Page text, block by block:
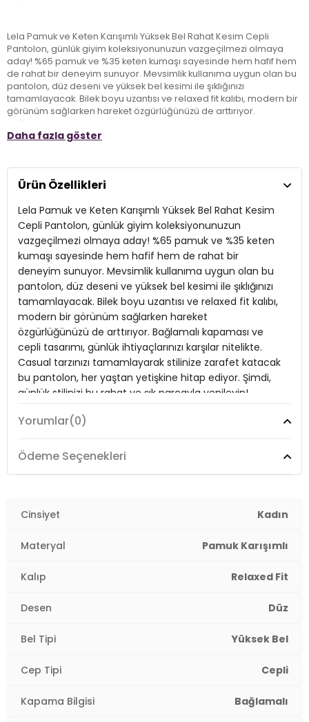
Lela Pamuk ve Keten Karışımlı Yüksek Bel Rahat Kesim Cepli
Pantolon, günlük giyim koleksiyonunuzun vazgeçilmezi olmaya
aday! %65 pamuk ve %35 keten kumaşı sayesinde hem hafif hem
de rahat bir deneyim sunuyor. Mevsimlik kullanıma uygun olan bu
pantolon, düz deseni ve yüksek bel kesimi ile şıklığınızı
tamamlayacak. Bilek boyu uzantısı ve relaxed fit kalıbı, modern bir
görünüm sağlarken hareket özgürlüğünüzü de arttırıyor.
Bağlamalı kapaması ve cepli tasarımı, günlük ihtiyaçlarınızı karşılar
nitelikte. Casual tarzınızı tamamlayarak stilinize zarafet katacak bu
Giyim Tarzı:Günlük/Casual
Desen:Düz
Mevsim:Mevsimlik
Materyal:%65 PAMUK %35 KETEN
Kapama Şekli:Bağlamalı
Cep Tipi:Cepli
Bel: Yüksek Bel
Kalınlık:Orta
Yaş Grubu:Yetişkin
Daha fazla göster
Ürün Özellikleri
Lela Pamuk ve Keten Karışımlı Yüksek Bel Rahat Kesim
Cepli Pantolon, günlük giyim koleksiyonunuzun
vazgeçilmezi olmaya aday! %65 pamuk ve %35 keten
kumaşı sayesinde hem hafif hem de rahat bir
deneyim sunuyor. Mevsimlik kullanıma uygun olan bu
pantolon, düz deseni ve yüksek bel kesimi ile şıklığınızı
tamamlayacak. Bilek boyu uzantısı ve relaxed fit kalıbı,
modern bir görünüm sağlarken hareket
özgürlüğünüzü de arttırıyor. Bağlamalı kapaması ve
cepli tasarımı, günlük ihtiyaçlarınızı karşılar nitelikte.
Casual tarzınızı tamamlayarak stilinize zarafet katacak
bu pantolon, her yaştan yetişkine hitap ediyor. Şimdi,
günlük stilinizi bu rahat ve şık parçayla yenileyin!
Yorumlar(0)
Ödeme Seçenekleri
Cinsiyet Kadın
Materyal Pamuk Karışımlı
Kalıp Relaxed Fit
Desen Düz
Bel Tipi Yüksek Bel
Cep Tipi Cepli
Kapama Bilgisi Bağlamalı